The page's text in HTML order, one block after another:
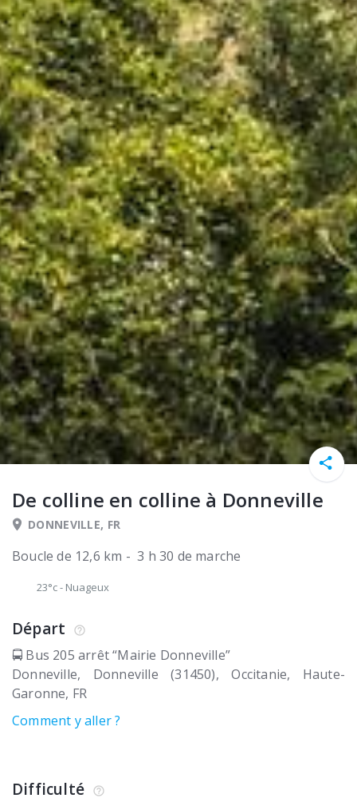
De colline en colline à Donneville
DONNEVILLE, FR
Boucle de 12,6 km - 3 h 30 de marche
23°c- Nuageux
Départ
🚍 Bus 205 arrêt “Mairie Donneville”
Donneville
Donneville (31450)
Occitanie, Haute-
Garonne FR
Comment y aller ?
Difficulté